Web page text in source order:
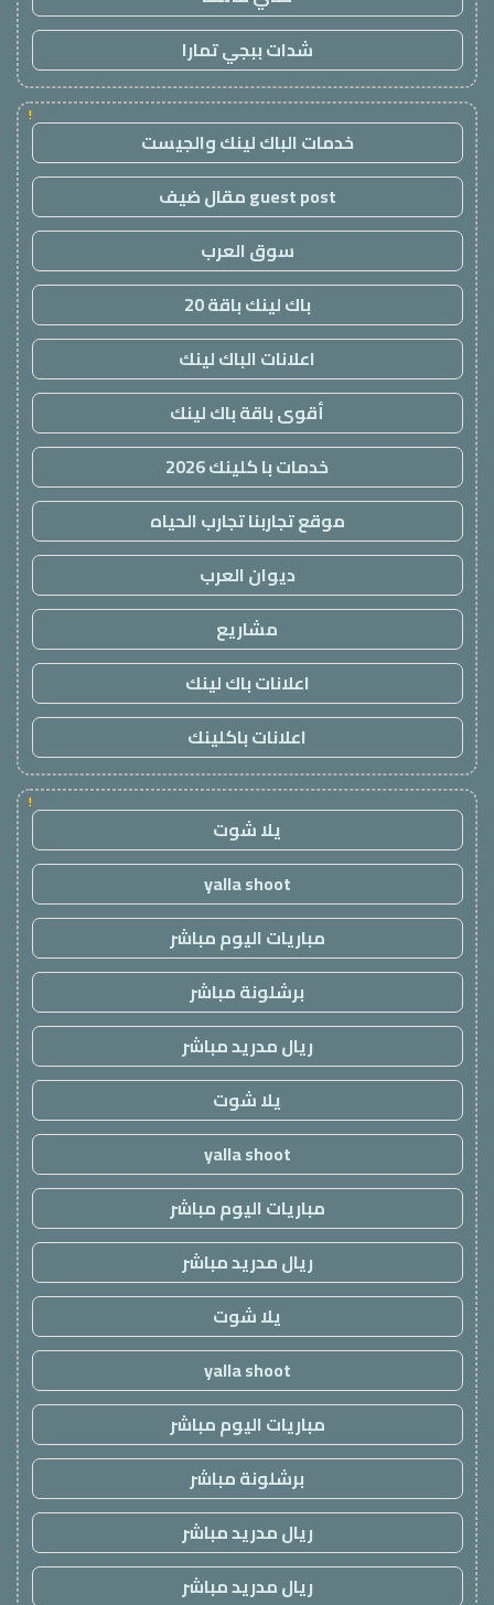
شدات ببجي تمارا
!
خدمات الباك لينك والجيست
guest post مقال ضيف
سوق العرب
باك لينك باقة 20
اعلانات الباك لينك
أقوى باقة باك لينك
خدمات با كلينك 2026
موقع تجاربنا تجارب الحياه
ديوان العرب
مشاريع
اعلانات باك لينك
اعلانات باكلينك
!
يلا شوت
yalla shoot
مباريات اليوم مباشر
برشلونة مباشر
ريال مدريد مباشر
يلا شوت
yalla shoot
مباريات اليوم مباشر
ريال مدريد مباشر
يلا شوت
yalla shoot
مباريات اليوم مباشر
برشلونة مباشر
ريال مدريد مباشر
ريال مدريد مباشر